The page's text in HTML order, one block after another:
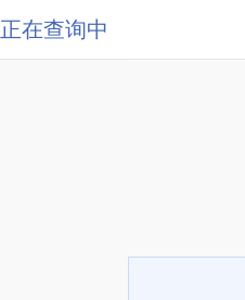
正在查询中